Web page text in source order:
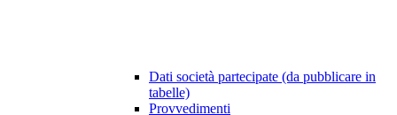
Dati società partecipate (da pubblicare in
tabelle)
Provvedimenti